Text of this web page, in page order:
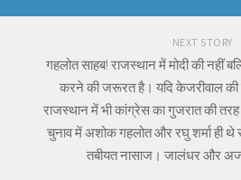
NEXT STORY
गहलोत साहब! राजस्थान में मोदी की नहीं
करने की जरूरत है। यदि केजरीवाल की
राजस्थान में भी कांग्रेस का गुजरात की
चुनाव में अशोक गहलोत और रघु शर्मा ही थे
तबीयत नासाज। जालंधर और